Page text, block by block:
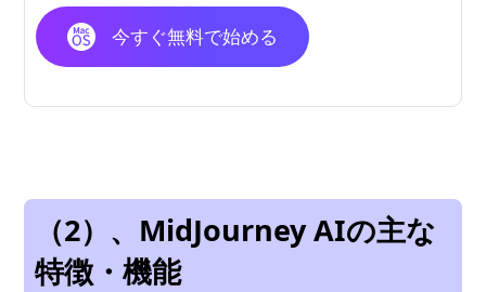
今すぐ無料で始める
（2）、MidJourney AIの主な
特徴・機能